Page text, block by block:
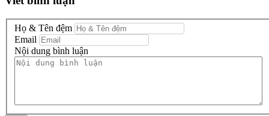
Họ & Tên đệm
Email
Nội dung bình luận